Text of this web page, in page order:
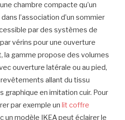
chambre compacte qu’un
l’association d’un sommier
par des systèmes de
vérins pour une ouverture
la gamme propose des volumes
ouverture latérale ou au pied,
allant du tissu
graphique en imitation cuir. Pour
par exemple un lit coffre
un modèle IKEA peut éclairer le